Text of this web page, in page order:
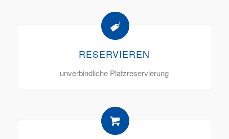
RESERVIEREN
unverbindliche Platzreservierung